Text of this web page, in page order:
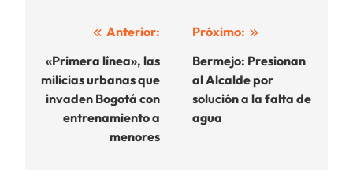
Navegación
de
entradas
Anterior:
«Primera línea», las
milicias urbanas que
invaden Bogotá con
entrenamiento a
menores
Próximo:
Bermejo: Presionan
al Alcalde por
solución a la falta de
agua